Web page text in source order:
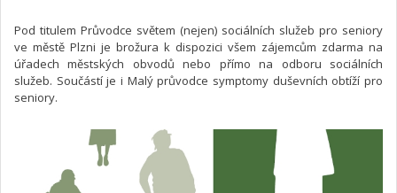
Pod titulem Průvodce světem (nejen) sociálních služeb pro seniory
ve městě Plzni je brožura k dispozici všem zájemcům zdarma na
úřadech městských obvodů nebo přímo na odboru sociálních
služeb. Součástí je i Malý průvodce symptomy duševních obtíží pro
seniory.